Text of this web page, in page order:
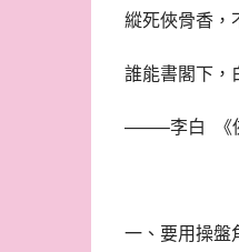
縱死俠骨香，
誰能書閣下，
——–李白  《
一、要用操盤